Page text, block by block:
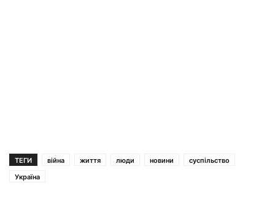
ТЕГИ війна життя люди новини
суспільство
Україна